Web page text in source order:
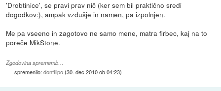
'Drobtinice', se pravi prav nič (ker sem bil praktično sredi
dogodkov:), ampak vzdušje in namen, pa izpolnjen.
Me pa vseeno in zagotovo ne samo mene, matra firbec, kaj na to
poreče MikStone.
Zgodovina sprememb…
spremenilo:donfilipo(30. dec 2010 ob 04:23)